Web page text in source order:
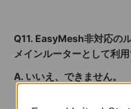
Q11. EasyMesh非対応の
メインルーターとして利
A. いいえ、できません。